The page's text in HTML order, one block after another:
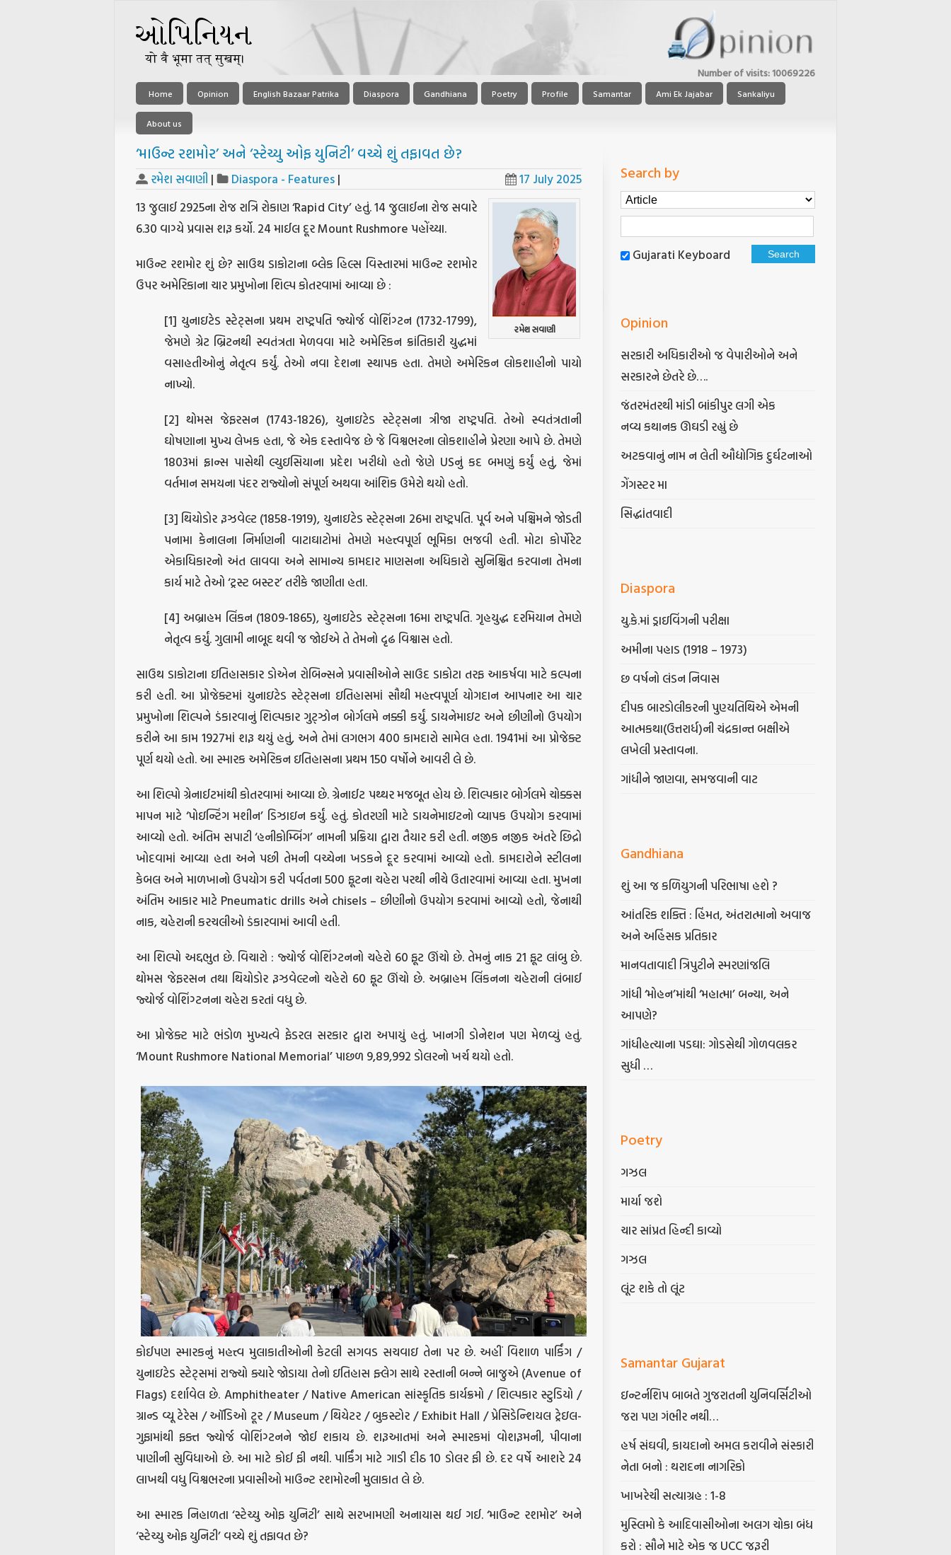
Number of visits:10069226
Home Opinion English Bazaar Patrika Diaspora Gandhiana Poetry Profile Samantar Ami Ek Jajabar Sankaliyu
About us
‘માઉન્ટ રશમોર’ અને ‘સ્ટેચ્યુ ઓફ યુનિટી’ વચ્ચે શું તફાવત છે?
રમેશ સવાણી | Diaspora - Features | 17 July 2025
રમેશ સવાણી
13 જુલાઈ 2925ના રોજ રાત્રિ રોકાણ ‘Rapid City’ હતું. 14 જુલાઈના રોજ સવારે
6.30 વાગ્યે પ્રવાસ શરૂ કર્યો. 24 માઈલ દૂર Mount Rushmore પહોંચ્યા.
માઉન્ટ રશમોર શું છે? સાઉથ ડાકોટાના બ્લેક હિલ્સ વિસ્તારમાં માઉન્ટ રશમોર
ઉપર અમેરિકાના ચાર પ્રમુખોના શિલ્પ કોતરવામાં આવ્યા છે :
[1] યુનાઇટેડ સ્ટેટ્સના પ્રથમ રાષ્ટ્રપતિ જ્યોર્જ વોશિંગ્ટન (1732-1799),
જેમણે ગ્રેટ બ્રિટનથી સ્વતંત્રતા મેળવવા માટે અમેરિકન ક્રાંતિકારી યુદ્ધમાં
વસાહતીઓનું નેતૃત્વ કર્યું. તેઓ નવા દેશના સ્થાપક હતા. તેમણે અમેરિકન લોકશાહીનો પાયો
નાખ્યો.
[2] થોમસ જેફરસન (1743-1826), યુનાઇટેડ સ્ટેટ્સના ત્રીજા રાષ્ટ્રપતિ. તેઓ સ્વતંત્રતાની
ઘોષણાના મુખ્ય લેખક હતા, જે એક દસ્તાવેજ છે જે વિશ્વભરના લોકશાહીને પ્રેરણા આપે છે. તેમણે
1803માં ફ્રાન્સ પાસેથી લ્યુઇસિયાના પ્રદેશ ખરીદ્યો હતો જેણે USનું કદ બમણું કર્યું હતું, જેમાં
વર્તમાન સમયના પંદર રાજ્યોનો સંપૂર્ણ અથવા આંશિક ઉમેરો થયો હતો.
[3] થિયોડોર રૂઝવેલ્ટ (1858-1919), યુનાઇટેડ સ્ટેટ્સના 26મા રાષ્ટ્રપતિ. પૂર્વ અને પશ્ચિમને જોડતી
પનામા કેનાલના નિર્માણની વાટાઘાટોમાં તેમણે મહત્ત્વપૂર્ણ ભૂમિકા ભજવી હતી. મોટા કોર્પોરેટ
એકાધિકારનો અંત લાવવા અને સામાન્ય કામદાર માણસના અધિકારો સુનિશ્ચિત કરવાના તેમના
કાર્ય માટે તેઓ ‘ટ્રસ્ટ બસ્ટર’ તરીકે જાણીતા હતા.
[4] અબ્રાહમ લિંકન (1809-1865), યુનાઇટેડ સ્ટેટ્સના 16મા રાષ્ટ્રપતિ. ગૃહયુદ્ધ દરમિયાન તેમણે
નેતૃત્વ કર્યું. ગુલામી નાબૂદ થવી જ જોઈએ તે તેમનો દૃઢ વિશ્વાસ હતો.
સાઉથ ડાકોટાના ઇતિહાસકાર ડોએન રોબિન્સને પ્રવાસીઓને સાઉદ ડાકોટા તરફ આકર્ષવા માટે કલ્પના
કરી હતી. આ પ્રોજેક્ટમાં યુનાઇટેડ સ્ટેટ્સના ઇતિહાસમાં સૌથી મહત્ત્વપૂર્ણ યોગદાન આપનાર આ ચાર
પ્રમુખોના શિલ્પને ડંકારવાનું શિલ્પકાર ગુટ્ઝોન બોર્ગલમે નક્કી કર્યું. ડાયનેમાઇટ અને છીણીનો ઉપયોગ
કરીને આ કામ 1927માં શરૂ થયું હતું, અને તેમાં લગભગ 400 કામદારો સામેલ હતા. 1941માં આ પ્રોજેક્ટ
પૂર્ણ થયો હતો. આ સ્મારક અમેરિકન ઇતિહાસના પ્રથમ 150 વર્ષોને આવરી લે છે.
આ શિલ્પો ગ્રેનાઈટમાંથી કોતરવામાં આવ્યા છે. ગ્રેનાઈટ પથ્થર મજબૂત હોય છે. શિલ્પકાર બોર્ગલમે ચોક્કસ
માપન માટે ‘પોઇન્ટિંગ મશીન’ ડિઝાઇન કર્યું. હતું. કોતરણી માટે ડાયનેમાઇટનો વ્યાપક ઉપયોગ કરવામાં
આવ્યો હતો. અંતિમ સપાટી ‘હનીકોમ્બિંગ’ નામની પ્રક્રિયા દ્વારા તૈયાર કરી હતી. નજીક નજીક અંતરે છિદ્રો
ખોદવામાં આવ્યા હતા અને પછી તેમની વચ્ચેના ખડકને દૂર કરવામાં આવ્યો હતો. કામદારોને સ્ટીલના
કેબલ અને માળખાનો ઉપયોગ કરી પર્વતના 500 ફૂટના ચહેરા પરથી નીચે ઉતારવામાં આવ્યા હતા. મુખના
અંતિમ આકાર માટે Pneumatic drills અને chisels – છીણીનો ઉપયોગ કરવામાં આવ્યો હતો, જેનાથી
નાક, ચહેરાની કરચલીઓ ડંકારવામાં આવી હતી.
આ શિલ્પો અદ્દભુત છે. વિચારો : જ્યોર્જ વોશિંગ્ટનનો ચહેરો 60 ફૂટ ઊંચો છે. તેમનું નાક 21 ફૂટ લાંબુ છે.
થોમસ જેફરસન તથા થિયોડોર રૂઝવેલ્ટનો ચહેરો 60 ફૂટ ઊંચો છે. અબ્રાહમ લિંકનના ચહેરાની લંબાઈ
જ્યોર્જ વોશિંગ્ટનના ચહેરા કરતાં વધુ છે.
આ પ્રોજેક્ટ માટે ભંડોળ મુખ્યત્વે ફેડરલ સરકાર દ્વારા અપાયું હતું. ખાનગી ડોનેશન પણ મેળવ્યું હતું.
‘Mount Rushmore National Memorial’ પાછળ 9,89,992 ડોલરનો ખર્ચ થયો હતો.
કોઈપણ સ્મારકનું મહત્ત્વ મુલાકાતીઓની કેટલી સગવડ સચવાઇ તેના પર છે. અહીં વિશાળ પાર્કિંગ /
યુનાઇટેડ સ્ટેટ્સમાં રાજ્યો ક્યારે જોડાયા તેનો ઇતિહાસ ફ્લેગ સાથે રસ્તાની બન્ને બાજુએ (Avenue of
Flags) દર્શાવેલ છે. Amphitheater / Native American સાંસ્કૃતિક કાર્યક્રમો / શિલ્પકાર સ્ટુડિયો /
ગ્રાન્ડ વ્યૂ ટેરેસ / ઑડિઓ ટૂર / Museum / થિયેટર / બુકસ્ટોર / Exhibit Hall / પ્રેસિડેન્શિયલ ટ્રેઇલ-
ગુફામાંથી ફક્ત જ્યોર્જ વોશિંગ્ટનને જોઈ શકાય છે. શરૂઆતમાં અને સ્મારકમાં વોશરૂમની, પીવાના
પાણીની સુવિધાઓ છે. આ માટે કોઈ ફી નથી. પાર્કિંગ માટે ગાડી દીઠ 10 ડોલર ફી છે. દર વર્ષે આશરે 24
લાખથી વધુ વિશ્વભરના પ્રવાસીઓ માઉન્ટ રશમોરની મુલાકાત લે છે.
આ સ્મારક નિહાળતા ‘સ્ટેચ્યુ ઓફ યુનિટી’ સાથે સરખામણી અનાયાસ થઈ ગઈ. ‘માઉન્ટ રશમોર’ અને
‘સ્ટેચ્યુ ઓફ યુનિટી’ વચ્ચે શું તફાવત છે?
Search by
Gujarati Keyboard
Opinion
સરકારી અધિકારીઓ જ વેપારીઓને અને
સરકારને છેતરે છે….
જંતરમંતરથી માંડી બાંકીપુર લગી એક
નવ્ય કથાનક ઊઘડી રહ્યું છે
અટકવાનું નામ ન લેતી ઔદ્યોગિક દુર્ઘટનાઓ
ગેંગસ્ટર મા
સિદ્ધાંતવાદી
Diaspora
યુ.કે.માં ડ્રાઇવિંગની પરીક્ષા
અમીના પહાડ (1918 – 1973)
છ વર્ષનો લંડન નિવાસ
દીપક બારડોલીકરની પુણ્યતિથિએ એમની
આત્મકથા(ઉત્તરાર્ધ)ની ચંદ્રકાન્ત બક્ષીએ
લખેલી પ્રસ્તાવના.
ગાંધીને જાણવા, સમજવાની વાટ
Gandhiana
શું આ જ કળિયુગની પરિભાષા હશે ?
આંતરિક શક્તિ : હિંમત, અંતરાત્માનો અવાજ
અને અહિંસક પ્રતિકાર
માનવતાવાદી ત્રિપુટીને સ્મરણાંજલિ
ગાંધી ‘મોહન’માંથી ‘મહાત્મા’ બન્યા, અને
આપણે?
ગાંધીહત્યાના પડઘા: ગોડસેથી ગોળવલકર
સુધી …
Poetry
ગઝલ
માર્યા જશે
ચાર સાંપ્રત હિન્દી કાવ્યો
ગઝલ
લૂંટ શકે તો લૂંટ
Samantar Gujarat
ઇન્ટર્નશિપ બાબતે ગુજરાતની યુનિવર્સિટીઓ
જરા પણ ગંભીર નથી…
હર્ષ સંઘવી, કાયદાનો અમલ કરાવીને સંસ્કારી
નેતા બનો : થરાદના નાગરિકો
ખાખરેચી સત્યાગ્રહ : 1-8
મુસ્લિમો કે આદિવાસીઓના અલગ ચોકા બંધ
કરો : સૌને માટે એક જ UCC જરૂરી